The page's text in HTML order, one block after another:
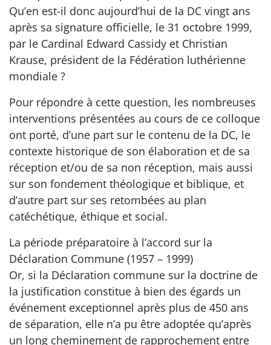
Qu’en est-il donc aujourd’hui de la DC vingt ans
après sa signature officielle, le 31 octobre 1999,
par le Cardinal Edward Cassidy et Christian
Krause, président de la Fédération luthérienne
mondiale ?
Pour répondre à cette question, les nombreuses
interventions présentées au cours de ce colloque
ont porté, d’une part sur le contenu de la DC, le
contexte historique de son élaboration et de sa
réception et/ou de sa non réception, mais aussi
sur son fondement théologique et biblique, et
d’autre part sur ses retombées au plan
catéchétique, éthique et social.
La période préparatoire à l’accord sur la
Déclaration Commune (1957 – 1999)
Or, si la Déclaration commune sur la doctrine de
la justification constitue à bien des égards un
événement exceptionnel après plus de 450 ans
de séparation, elle n’a pu être adoptée qu’après
un long cheminement de rapprochement entre